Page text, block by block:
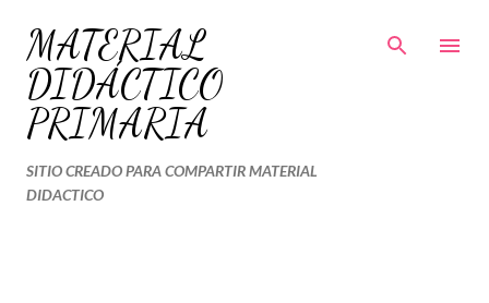
Ir al contenido principal
MATERIAL
DIDÁCTICO
PRIMARIA
SITIO CREADO PARA COMPARTIR MATERIAL
DIDACTICO